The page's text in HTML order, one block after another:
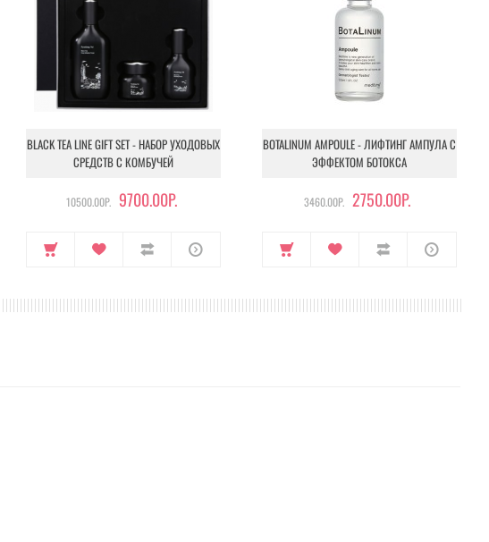
BLACK TEA LINE GIFT SET - НАБОР УХОДОВЫХ
СРЕДСТВ С КОМБУЧЕЙ
10500.00Р. 9700.00Р.
BOTALINUM AMPOULE - ЛИФТИНГ АМПУЛА С
ЭФФЕКТОМ БОТОКСА
3460.00Р. 2750.00Р.